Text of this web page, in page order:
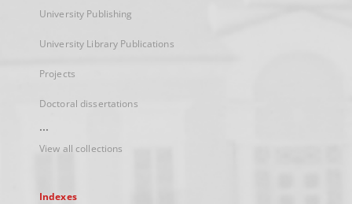
University Publishing
University Library Publications
Projects
Doctoral dissertations
...
View all collections
Indexes